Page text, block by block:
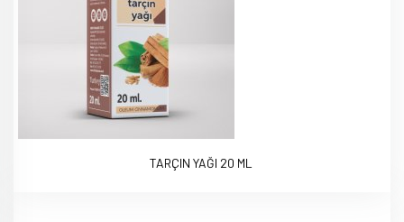
TARÇIN YAĞI 20 ML